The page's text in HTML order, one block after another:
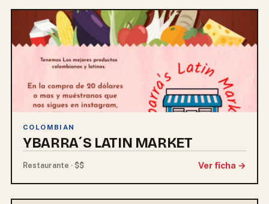
COLOMBIAN
YBARRA´S LATIN MARKET
Restaurante · $$ Ver ficha →